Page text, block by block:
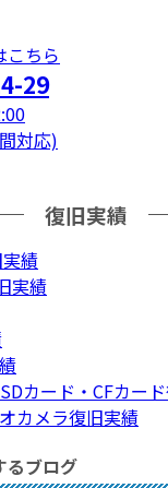
こちら
29
対応)
復旧実績
績
実績
カード・CFカー
カメラ復旧実績
るブログ